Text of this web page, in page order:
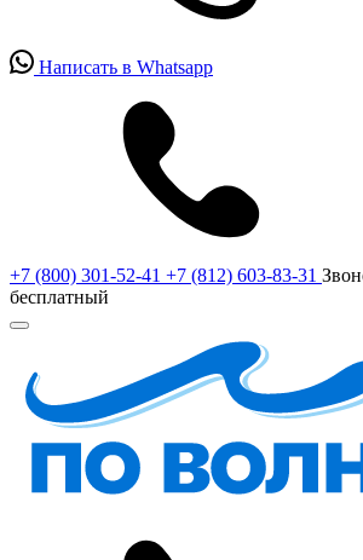
Написать в Whatsapp
+7 (800) 301-52-41 +7 (812) 603-83-31
бесплатный